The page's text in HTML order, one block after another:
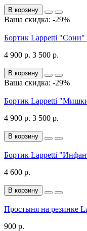
В корзину
Ваша скидка: -29%
Бортик Lappetti "Сони"
4 900 р. 3 500 р.
В корзину
Ваша скидка: -29%
Бортик Lappetti
4 900 р. 3 500 р.
В корзину
Бортик Lappetti
4 600 р.
В корзину
Простыня на резинке
900 р.